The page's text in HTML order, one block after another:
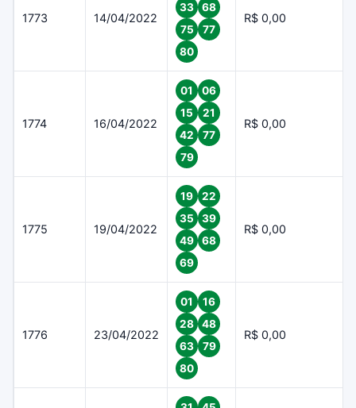
1773 14/04/2022
33
68
75
77
80
R$ 0,00
1774 16/04/2022
01
06
15
21
42
77
79
R$ 0,00
1775 19/04/2022
19
22
35
39
49
68
69
R$ 0,00
1776 23/04/2022
01
16
28
48
63
79
80
R$ 0,00